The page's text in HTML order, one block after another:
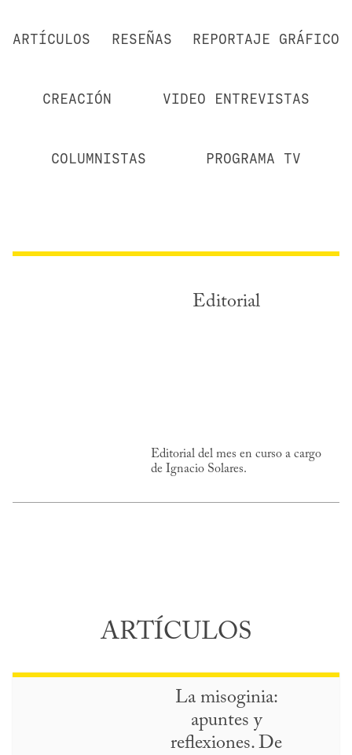
ARTÍCULOS RESEÑAS REPORTAJE GRÁFICO
CREACIÓN VIDEO ENTREVISTAS
COLUMNISTAS PROGRAMA TV
Editorial
Editorial del mes en curso a cargo
de Ignacio Solares.
ARTÍCULOS
La misoginia:
apuntes y
reflexiones. De